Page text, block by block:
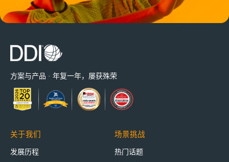
方案与产品 · 年复一年，屡获殊荣
关于我们
发展历程
场景挑战
热门话题